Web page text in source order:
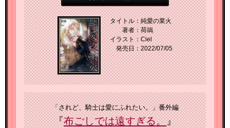
タイトル：純愛の業火
著者：荷鴣
イラスト：Ciel
発売日：2022/07/05
「されど、騎士は愛にふれたい。」番外編
『布ごしでは遠すぎる。』